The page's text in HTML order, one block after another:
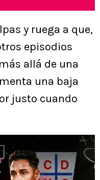
y ruega a que,
episodios
allá de una
una baja
justo cuando